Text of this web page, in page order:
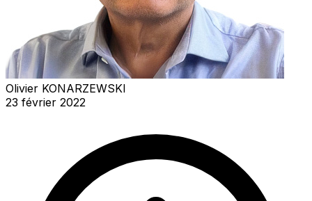
Olivier KONARZEWSKI
23 février 2022